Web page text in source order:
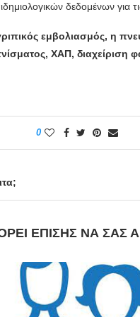
δεδομένων για
εμβολιασμός, η
ΧΑΠ,
0
ΕΠΊΣΗΣ ΝΑ ΣΑΣ